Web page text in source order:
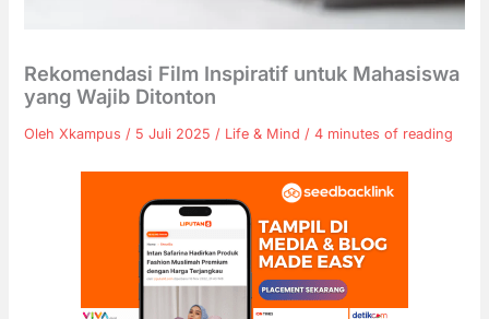
Rekomendasi Film Inspiratif untuk Mahasiswa
yang Wajib Ditonton
Oleh Xkampus / 5 Juli 2025 / Life & Mind /4 minutes of reading